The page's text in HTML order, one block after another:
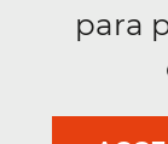
para